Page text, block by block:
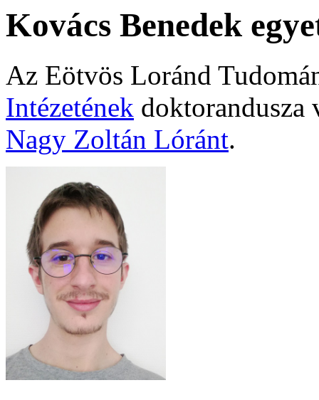
Kovács Benedek
Az Eötvös Loránd
Intézetének doktorandusza
Nagy Zoltán Lóránt.